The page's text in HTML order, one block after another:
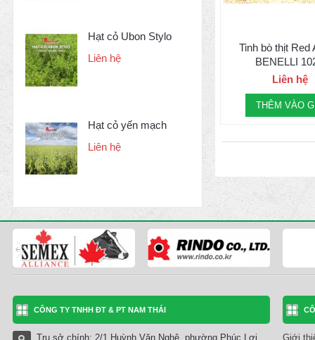
Hạt cỏ Ubon Stylo
Liên hệ
Hạt cỏ yến mạch
Liên hệ
Tinh bò thịt Red
BENELLI
Liên hệ
THÊM VÀO
CÔNG TY TNHH ĐT & PT NAM THÁI
Trụ sở chính: 2/1 Huỳnh Văn Nghệ, phường Phúc Lợi,
Giới